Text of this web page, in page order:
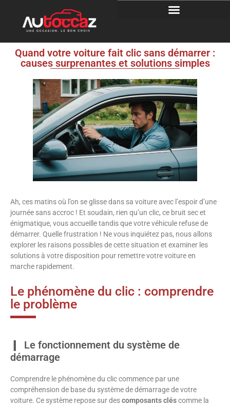
Quand votre voiture fait clic sans démarrer :
causes surprenantes et solutions simples
Ah, ces matins où l’on se glisse dans sa voiture avec l’espoir d’une
journée sans accroc ! Et soudain, rien qu’un clic, ce bruit sec et
énigmatique, vous accueille tandis que votre véhicule refuse de
démarrer. Quelle frustration ! Ne vous inquiétez pas, nous allons
explorer les raisons possibles de cette situation et examiner les
solutions à votre disposition pour remettre votre voiture en
marche rapidement.
Le phénomène du clic : comprendre
le problème
Le fonctionnement du système de
démarrage
Comprendre le phénomène du clic commence par une
compréhension de base du système de démarrage de votre
voiture. Ce système repose sur descomposants cléscomme la